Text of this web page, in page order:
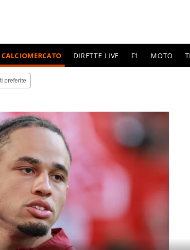
CALCIOMERCATO DIRETTE LIVE F1 MOTO
preferite